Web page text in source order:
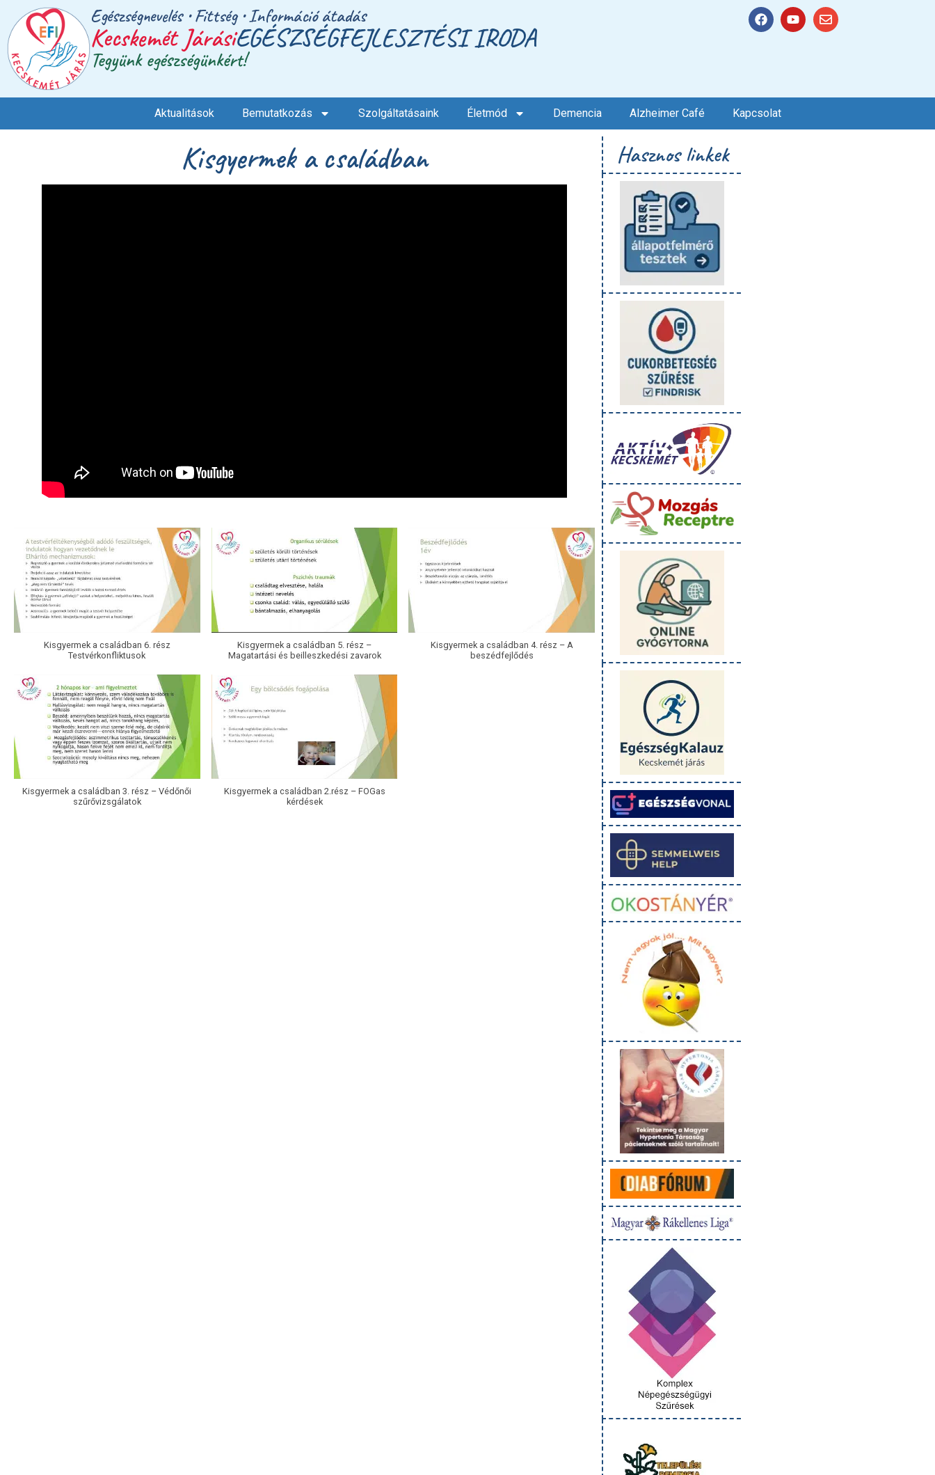
Egészségnevelés • Fittség • Információ átadás
Kecskemét JárásiEGÉSZSÉGFEJLESZTÉSI IRODA
Tegyünk egészségünkért!
Aktualitások Bemutatkozás Szolgáltatásaink Életmód Demencia Alzheimer Café Kapcsolat
Kisgyermek a családban
Kisgyermek a családban 6. rész
Testvérkonfliktusok
Kisgyermek a családban 5. rész –
Magatartási és beilleszkedési zavarok
Kisgyermek a családban 4. rész – A
beszédfejlődés
Kisgyermek a családban 3. rész – Védőnői
szűrővizsgálatok
Kisgyermek a családban 2.rész – FOGas
kérdések
Hasznos linkek